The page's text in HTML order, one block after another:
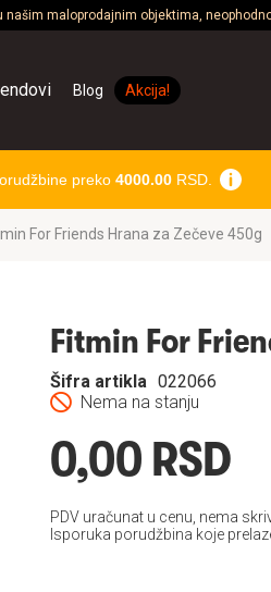
maloprodajnim objektima,
Blog Akcija!
preko 4000.00RSD.
For Friends Hrana za Zečeve 450g
Fitmin For
Nema na stanju
Šifra artikla 022066
0,00 RSD
PDV uračunat u cenu, nema
Isporuka porudžbina koje